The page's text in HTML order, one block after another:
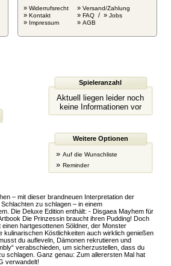
» Widerrufsrecht
» Kontakt
» Impressum
» Versand/Zahlung
» FAQ / » Jobs
» AGB
Spieleranzahl
Aktuell liegen leider noch
keine Informationen vor
Weitere Optionen
» Auf die Wunschliste
» Reminder
– mit dieser brandneuen Interpretation der
zu schlagen – in einem
Die Deluxe Edition enthält: - Disgaea Mayhem für
Die Prinzessin braucht ihren Pudding! Doch
hartgesottenen Söldner, der Monster
Köstlichkeiten auch wirklich genießen
du aufleveln, Dämonen rekrutieren und
verabschieden, um sicherzustellen, dass du
schlagen. Ganz genau: Zum allerersten Mal hat
verwandelt!